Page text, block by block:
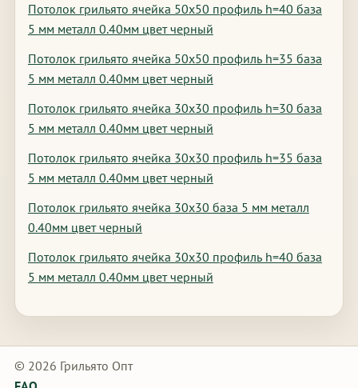
Потолок грильято ячейка 50х50 профиль h=40 база
5 мм металл 0.40мм цвет черный
Потолок грильято ячейка 50х50 профиль h=35 база
5 мм металл 0.40мм цвет черный
Потолок грильято ячейка 30х30 профиль h=30 база
5 мм металл 0.40мм цвет черный
Потолок грильято ячейка 30х30 профиль h=35 база
5 мм металл 0.40мм цвет черный
Потолок грильято ячейка 30х30 база 5 мм металл
0.40мм цвет черный
Потолок грильято ячейка 30х30 профиль h=40 база
5 мм металл 0.40мм цвет черный
© 2026 Грильято Опт